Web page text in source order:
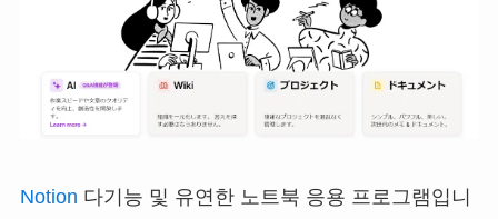
Notion 다기능 및 유연한 노트북 응용 프로그램입니